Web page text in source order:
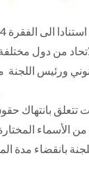
من دول
ورئيس اللجنة